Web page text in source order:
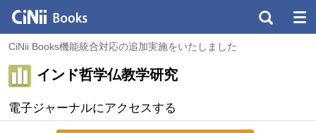
CiNii Books機能統合対応の追加実施をいたしました
インド哲学仏教学研究
電子ジャーナルにアクセスする